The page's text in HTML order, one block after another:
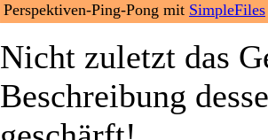
Perspektiven-Ping-Pong mit SimpleFiles
Nicht zuletzt das
Beschreibung